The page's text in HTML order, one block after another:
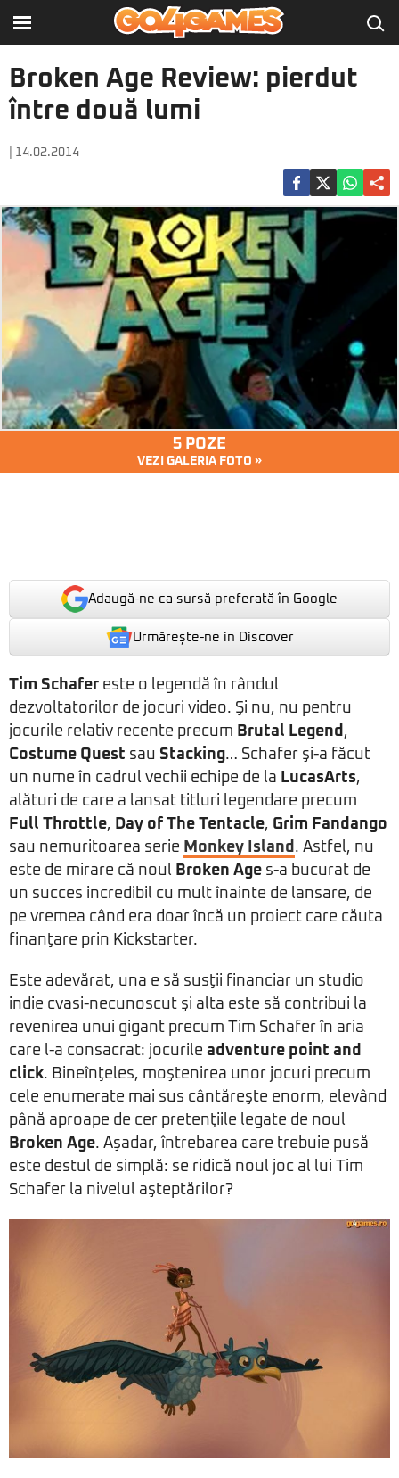
Broken Age Review: pierdut
între două lumi
| 14.02.2014
5 POZE
VEZI GALERIA FOTO »
Adaugă-ne ca sursă preferată în Google
Urmărește-ne in Discover
Tim Schafer este o legendă în rândul
dezvoltatorilor de jocuri video. Şi nu, nu pentru
jocurile relativ recente precum Brutal Legend ,
Costume Quest sau Stacking… Schafer şi-a făcut
un nume în cadrul vechii echipe de la LucasArts,
alături de care a lansat titluri legendare precum
Full Throttle, Day of The Tentacle, Grim Fandango
sau nemuritoarea serie Monkey Island . Astfel, nu
este de mirare că noul Broken Age s-a bucurat de
un succes incredibil cu mult înainte de lansare, de
pe vremea când era doar încă un proiect care căuta
finanţare prin Kickstarter.
Este adevărat, una e să susţii financiar un studio
indie cvasi-necunoscut şi alta este să contribui la
revenirea unui gigant precum Tim Schafer în aria
care l-a consacrat: jocurile adventure point and
click. Bineînţeles, moştenirea unor jocuri precum
cele enumerate mai sus cântăreşte enorm, elevând
până aproape de cer pretenţiile legate de noul
Broken Age. Aşadar, întrebarea care trebuie pusă
este destul de simplă: se ridică noul joc al lui Tim
Schafer la nivelul aşteptărilor?